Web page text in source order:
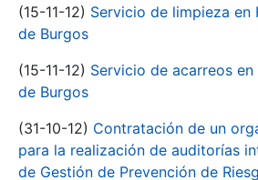
(15-11-12) Servicio de limpieza en
de Burgos
(15-11-12) Servicio de acarreos
de Burgos
(31-10-12) Contratación de un
para la realización de auditorías
de Gestión de Prevención de